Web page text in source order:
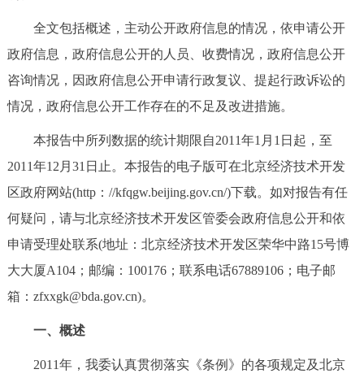
政务服务
便民服务 利企服务 投资项目
中介服务 阳光政务
12345网上接诉即办 我要咨询 我要建议
参与调查
走进北京
全文包括概述，主动公开政府信息的情况，依申请公开
政府信息，政府信息公开的人员、收费情况，政府信息公开
咨询情况，因政府信息公开申请行政复议、提起行政诉讼的
情况，政府信息公开工作存在的不足及改进措施。
本报告中所列数据的统计期限自2011年1月1日起，至
2011年12月31日止。本报告的电子版可在北京经济技术开发
区政府网站(http：//kfqgw.beijing.gov.cn/)下载。如对报告有任
何疑问，请与北京经济技术开发区管委会政府信息公开和依
申请受理处联系(地址：北京经济技术开发区荣华中路15号博
大大厦A104；邮编：100176；联系电话67889106；电子邮
箱：zfxxgk@bda.gov.cn)。
一、概述
2011年，我委认真贯彻落实《条例》的各项规定及北京